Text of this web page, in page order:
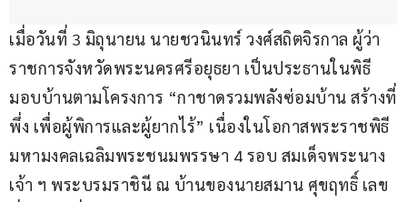
เมื่อวันที่ 3 มิถุนายน นายชวนินทร์ วงศ์สถิตจิรกาล ผู้ว่า
ราชการจังหวัดพระนครศรีอยุธยา เป็นประธานในพิธี
มอบบ้านตามโครงการ “กาชาดรวมพลังซ่อมบ้าน สร้างที่
พึ่ง เพื่อผู้พิการและผู้ยากไร้” เนื่องในโอกาสพระราชพิธี
มหามงคลเฉลิมพระชนมพรรษา 4 รอบ สมเด็จพระนาง
เจ้า ฯ พระบรมราชินี ณ บ้านของนายสมาน ศุขฤทธิ์ เลข